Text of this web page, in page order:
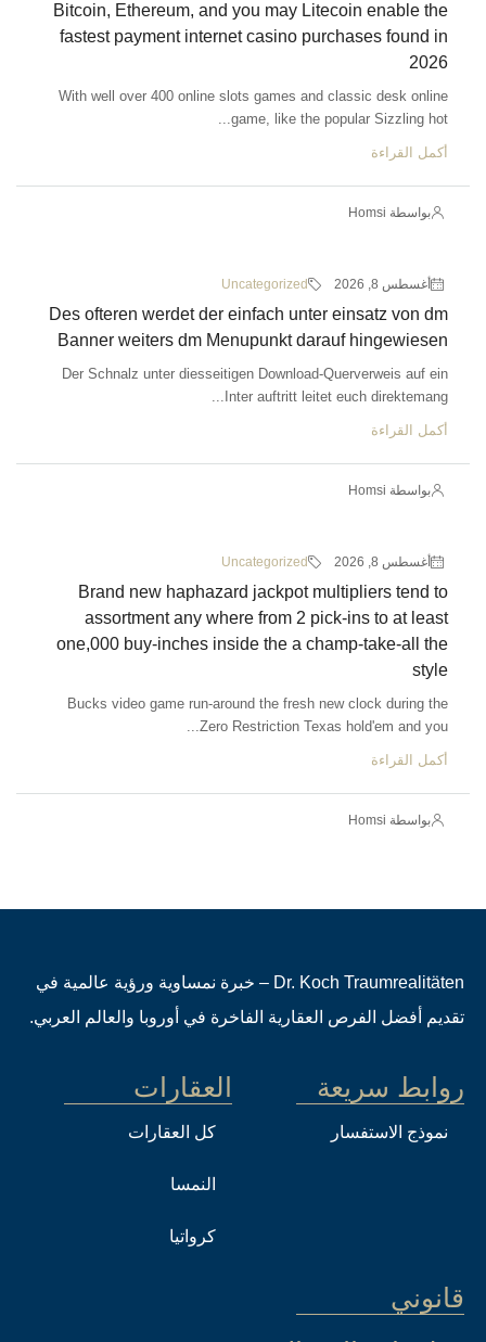
Bitcoin, Ethereum, and you may Litecoin enable the
fastest payment internet casino purchases found in
2026
With well over 400 online slots games and classic desk online
game, like the popular Sizzling hot...
أكمل القراءة
بواسطة Homsi
أغسطس 8, 2026 Uncategorized
Des ofteren werdet der einfach unter einsatz von dm
Banner weiters dm Menupunkt darauf hingewiesen
Der Schnalz unter diesseitigen Download-Querverweis auf ein
Inter auftritt leitet euch direktemang...
أكمل القراءة
بواسطة Homsi
أغسطس 8, 2026 Uncategorized
Brand new haphazard jackpot multipliers tend to
assortment any where from 2 pick-ins to at least
one,000 buy-inches inside the a champ-take-all the
style
Bucks video game run-around the fresh new clock during the
Zero Restriction Texas hold'em and you...
أكمل القراءة
بواسطة Homsi
Dr. Koch Traumrealitäten – خبرة نمساوية ورؤية عالمية في
تقديم أفضل الفرص العقارية الفاخرة في أوروبا والعالم العربي.
روابط سريعة
نموذج الاستفسار
العقارات
كل العقارات
النمسا
كرواتيا
قانوني